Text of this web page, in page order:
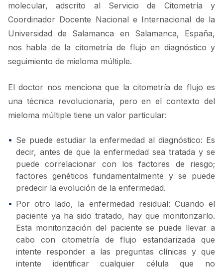
molecular, adscrito al Servicio de Citometría y
Coordinador Docente Nacional e Internacional de la
Universidad de Salamanca en Salamanca, España,
nos habla de la citometría de flujo en diagnóstico y
seguimiento de mieloma múltiple.
El doctor nos menciona que la citometría de flujo es
una técnica revolucionaria, pero en el contexto del
mieloma múltiple tiene un valor particular:
Se puede estudiar la enfermedad al diagnóstico: Es
decir, antes de que la enfermedad sea tratada y se
puede correlacionar con los factores de riesgo;
factores genéticos fundamentalmente y se puede
predecir la evolución de la enfermedad.
Por otro lado, la enfermedad residual: Cuando el
paciente ya ha sido tratado, hay que monitorizarlo.
Esta monitorización del paciente se puede llevar a
cabo con citometría de flujo estandarizada que
intente responder a las preguntas clínicas y que
intente identificar cualquier célula que no